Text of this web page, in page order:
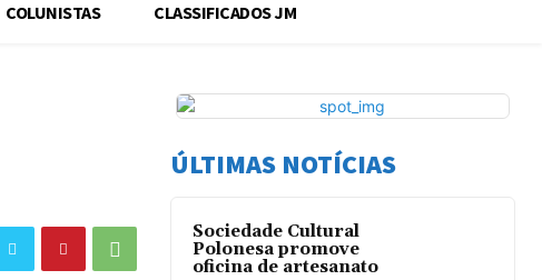
COLUNISTAS CLASSIFICADOS JM
ÚLTIMAS NOTÍCIAS
Sociedade Cultural
Polonesa promove
oficina de artesanato